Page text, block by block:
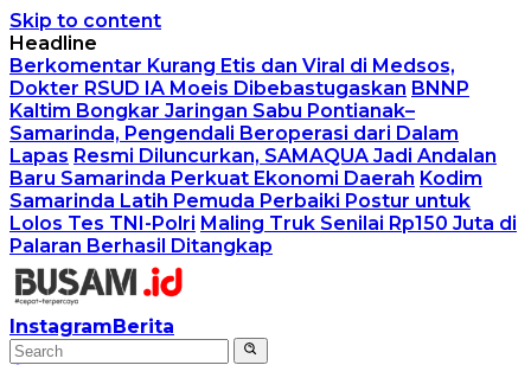
Skip to content
Headline
Berkomentar Kurang Etis dan Viral di Medsos,
Dokter RSUD IA Moeis Dibebastugaskan BNNP
Kaltim Bongkar Jaringan Sabu Pontianak–
Samarinda, Pengendali Beroperasi dari Dalam
Lapas Resmi Diluncurkan, SAMAQUA Jadi Andalan
Baru Samarinda Perkuat Ekonomi Daerah Kodim
Samarinda Latih Pemuda Perbaiki Postur untuk
Lolos Tes TNI-Polri Maling Truk Senilai Rp150 Juta di
Palaran Berhasil Ditangkap
InstagramBerita